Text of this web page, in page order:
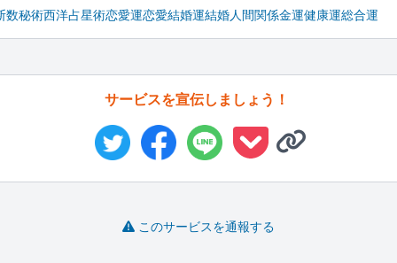
数秘術西洋占星術恋愛運恋愛結婚運結婚人間関係金運健康運総合運
サービスを宣伝しましょう！
このサービスを通報する